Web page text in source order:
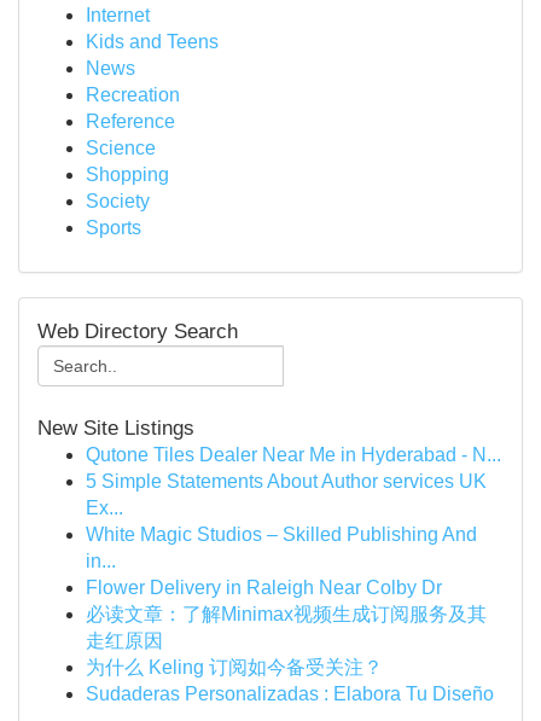
Internet
Kids and Teens
News
Recreation
Reference
Science
Shopping
Society
Sports
Web Directory Search
New Site Listings
Qutone Tiles Dealer Near Me in Hyderabad - N...
5 Simple Statements About Author services UK
Ex...
White Magic Studios – Skilled Publishing And
in...
Flower Delivery in Raleigh Near Colby Dr
必读文章：了解Minimax视频生成订阅服务及其
走红原因
为什么 Keling 订阅如今备受关注？
Sudaderas Personalizadas : Elabora Tu Diseño